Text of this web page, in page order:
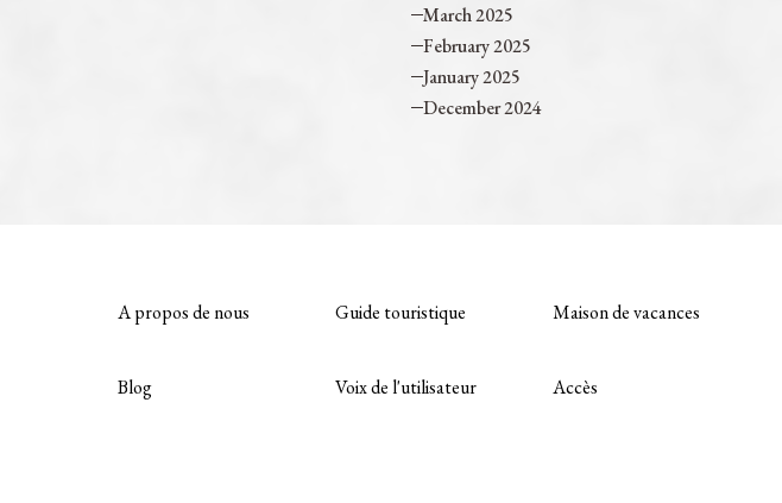
March 2025
February 2025
January 2025
December 2024
A propos de nous Guide touristique Maison de vacances
Blog Voix de l'utilisateur Accès